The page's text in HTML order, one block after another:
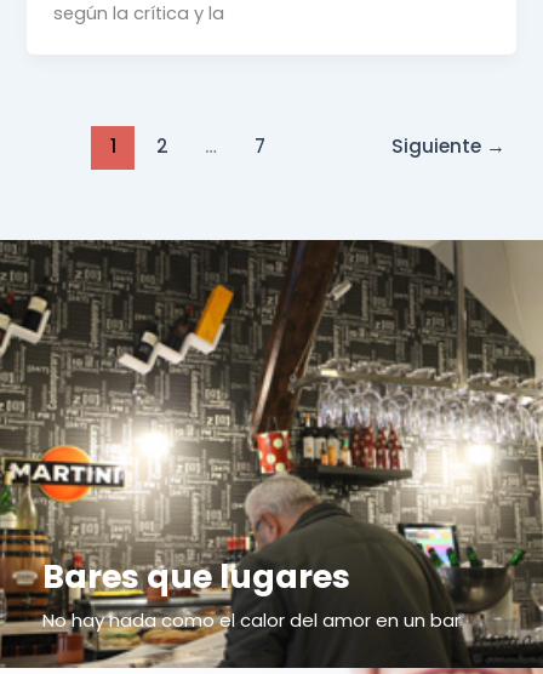
según la crítica y la
1 2 … 7 Siguiente →
Bares que lugares
No hay nada como el calor del amor en un bar